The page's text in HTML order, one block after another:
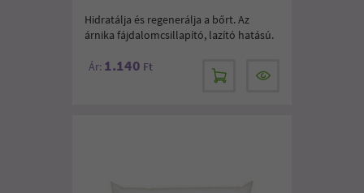
Hidratálja és regenerálja a bőrt. Az
árnika fájdalomcsillapító, lazító hatású.
Ár: 1.140 Ft